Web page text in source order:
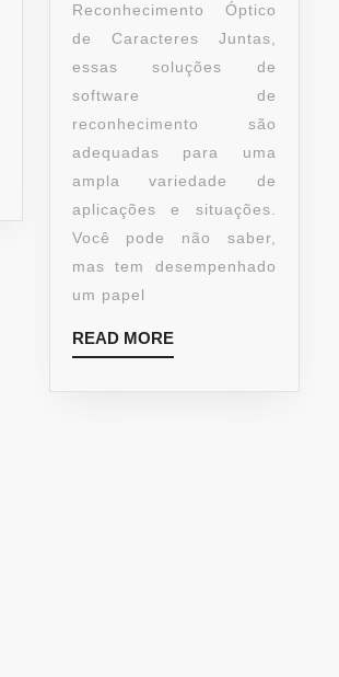
Reconhecimento Óptico
de Caracteres Juntas,
essas soluções de
software de
reconhecimento são
adequadas para uma
ampla variedade de
aplicações e situações.
Você pode não saber,
mas tem desempenhado
um papel
READ MORE